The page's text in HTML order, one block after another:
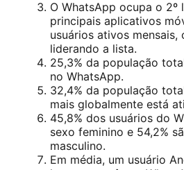
O WhatsApp ocupa o 2º
principais aplicativos
usuários ativos
liderando a lista.
25,3% da população
no WhatsApp.
32,4% da população
mais globalmente está
45,8% dos usuários do
sexo feminino e 54,2%
masculino.
Em média, um usuário